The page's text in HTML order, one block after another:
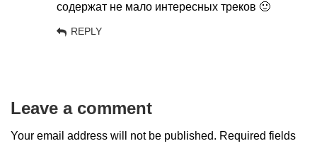
содержат не мало интересных треков 🙂
REPLY
Leave a comment
Your email address will not be published. Required fields